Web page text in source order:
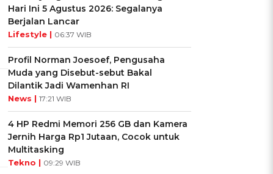
Hari Ini 5 Agustus 2026: Segalanya
Berjalan Lancar
Lifestyle | 06:37 WIB
Profil Norman Joesoef, Pengusaha
Muda yang Disebut-sebut Bakal
Dilantik Jadi Wamenhan RI
News | 17:21 WIB
4 HP Redmi Memori 256 GB dan Kamera
Jernih Harga Rp1 Jutaan, Cocok untuk
Multitasking
Tekno | 09:29 WIB